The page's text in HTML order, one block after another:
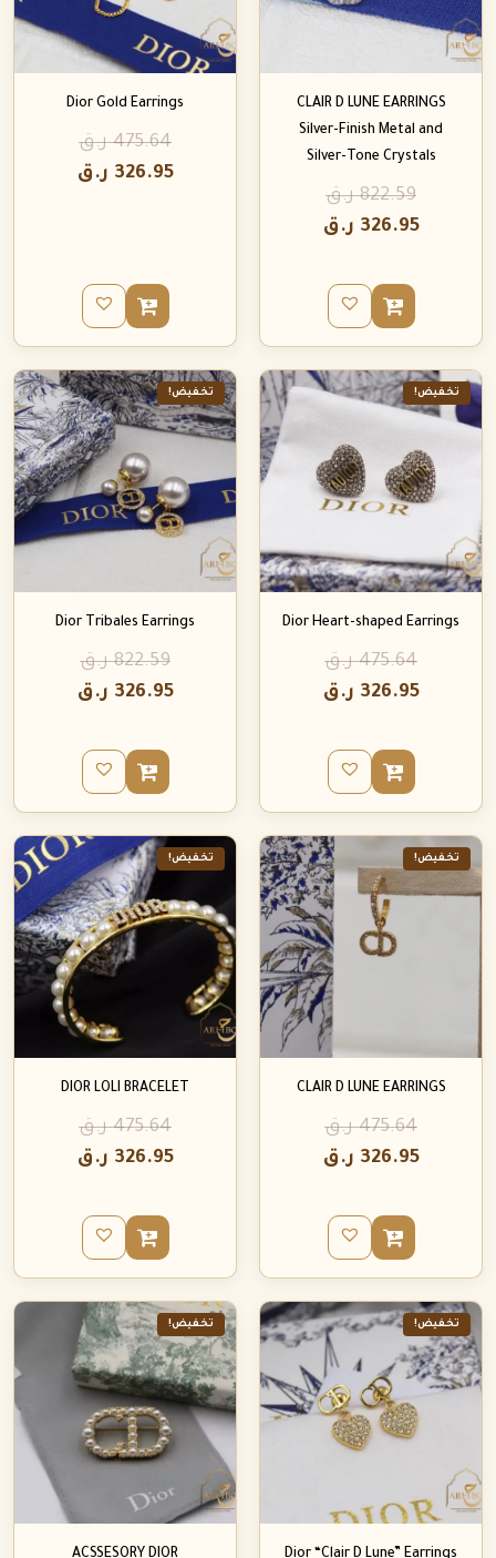
CLAIR D LUNE EARRINGS
Silver-Finish Metal and
Silver-Tone Crystals
822.59 ر.ق
326.95 ر.ق
Dior Gold Earrings
475.64 ر.ق
326.95 ر.ق
تخفيض!
Dior Heart-shaped Earrings
475.64 ر.ق
326.95 ر.ق
تخفيض!
Dior Tribales Earrings
822.59 ر.ق
326.95 ر.ق
تخفيض!
CLAIR D LUNE EARRINGS
475.64 ر.ق
326.95 ر.ق
تخفيض!
DIOR LOLI BRACELET
475.64 ر.ق
326.95 ر.ق
تخفيض!
Dior “Clair D Lune” Earrings
تخفيض!
ACSSESORY DIOR